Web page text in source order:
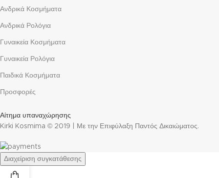
Ανδρικά Κοσμήματα
Ανδρικά Ρολόγια
Γυναικεία Κοσμήματα
Γυναικεία Ρολόγια
Παιδικά Κοσμήματα
Προσφορές
Αίτημα υπαναχώρησης
Kirki Kosmima © 2019 | Με την Επιφύλαξη Παντός Δικαιώματος.
Διαχείριση συγκατάθεσης